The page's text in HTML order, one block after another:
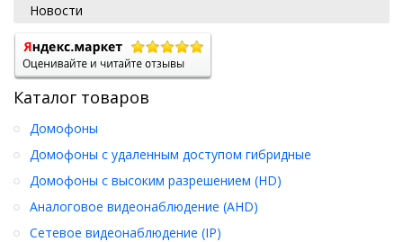
Новости
Каталог товаров
Домофоны
Домофоны с удаленным доступом гибридные
Домофоны с высоким разрешением (HD)
Аналоговое видеонаблюдение (AHD)
Сетевое видеонаблюдение (IP)